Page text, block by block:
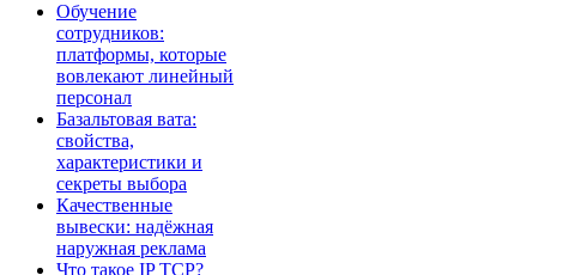
Обучение
сотрудников:
платформы, которые
вовлекают линейный
персонал
Базальтовая вата:
свойства,
характеристики и
секреты выбора
Качественные
вывески: надёжная
наружная реклама
Что такое IP TCP?